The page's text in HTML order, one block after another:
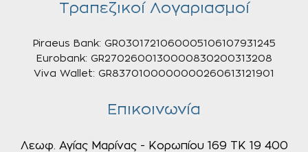
Τραπεζικοί Λογαριασμοί
Piraeus Bank: GR0301721060005106107931245
Eurobank: GR2702600130000830200313208
Viva Wallet: GR8370100000000260613121901
Επικοινωνία
Λεωφ. Αγίας Μαρίνας - Κορωπίου 169 ΤΚ 19 400